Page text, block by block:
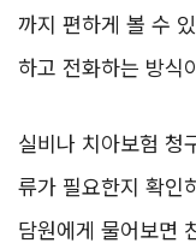
까지 편하게 볼 수
하고 전화하는 방식
실비나 치아보험 청
류가 필요한지 확인
담원에게 물어보면